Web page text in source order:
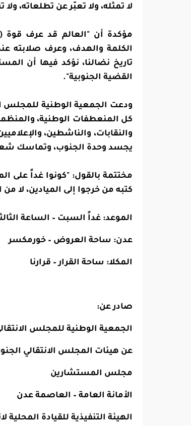
لا تمثله، ولا تعبّر عن تطلعاته،
مؤكدة أن "العالم قد عرف قوة
الكلمة والهدف، وعرف صلابته
تاريخ نضالنا، نؤكد فيها أن
القضية الجنوبية".
ودعت الجمعية الوطنية للمجلس
كل المنعطفات الوطنية،
والنقابات، والناشطين،
يجسد وحدة الجنوب، وتماسك
مختتمة بالقول: "كونوا غداً على
كتبه من خرجوا إلى الميادين، لا
الموعد: غداً السبت – الساعة
عدن: ساحة العروض – خورمكسر
المكلا: ساحة القرار – قرارنا
صادر عن:
الجمعية الوطنية للمجلس
عن هيئات المجلس الانتقالي
مجلس المستشارين
الأمانة العامة – العاصمة عدن
الهيئة التنفيذية للقيادة